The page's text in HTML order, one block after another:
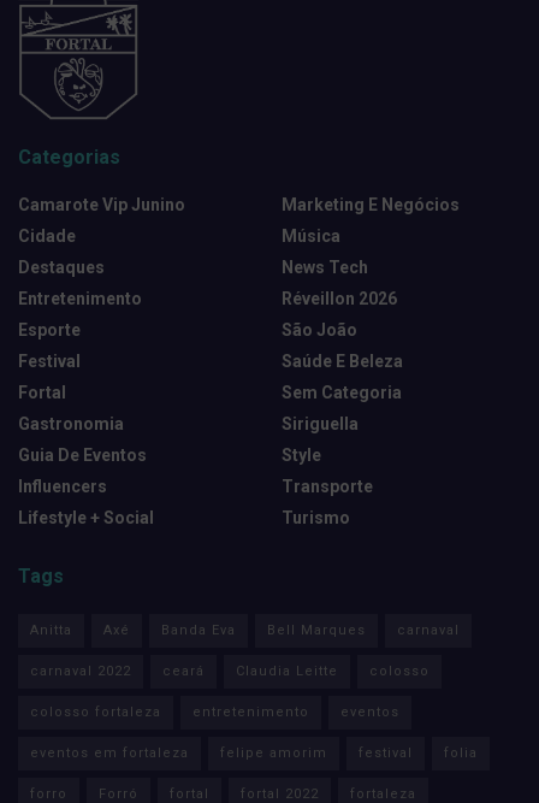
Categorias
Camarote Vip Junino
Cidade
Destaques
Entretenimento
Esporte
Festival
Fortal
Gastronomia
Guia De Eventos
Influencers
Lifestyle + Social
Marketing E Negócios
Música
News Tech
Réveillon 2026
São João
Saúde E Beleza
Sem Categoria
Siriguella
Style
Transporte
Turismo
Tags
Anitta Axé Banda Eva Bell Marques carnaval
carnaval 2022 ceará Claudia Leitte colosso
colosso fortaleza entretenimento eventos
eventos em fortaleza felipe amorim festival folia
forro Forró fortal fortal 2022 fortaleza